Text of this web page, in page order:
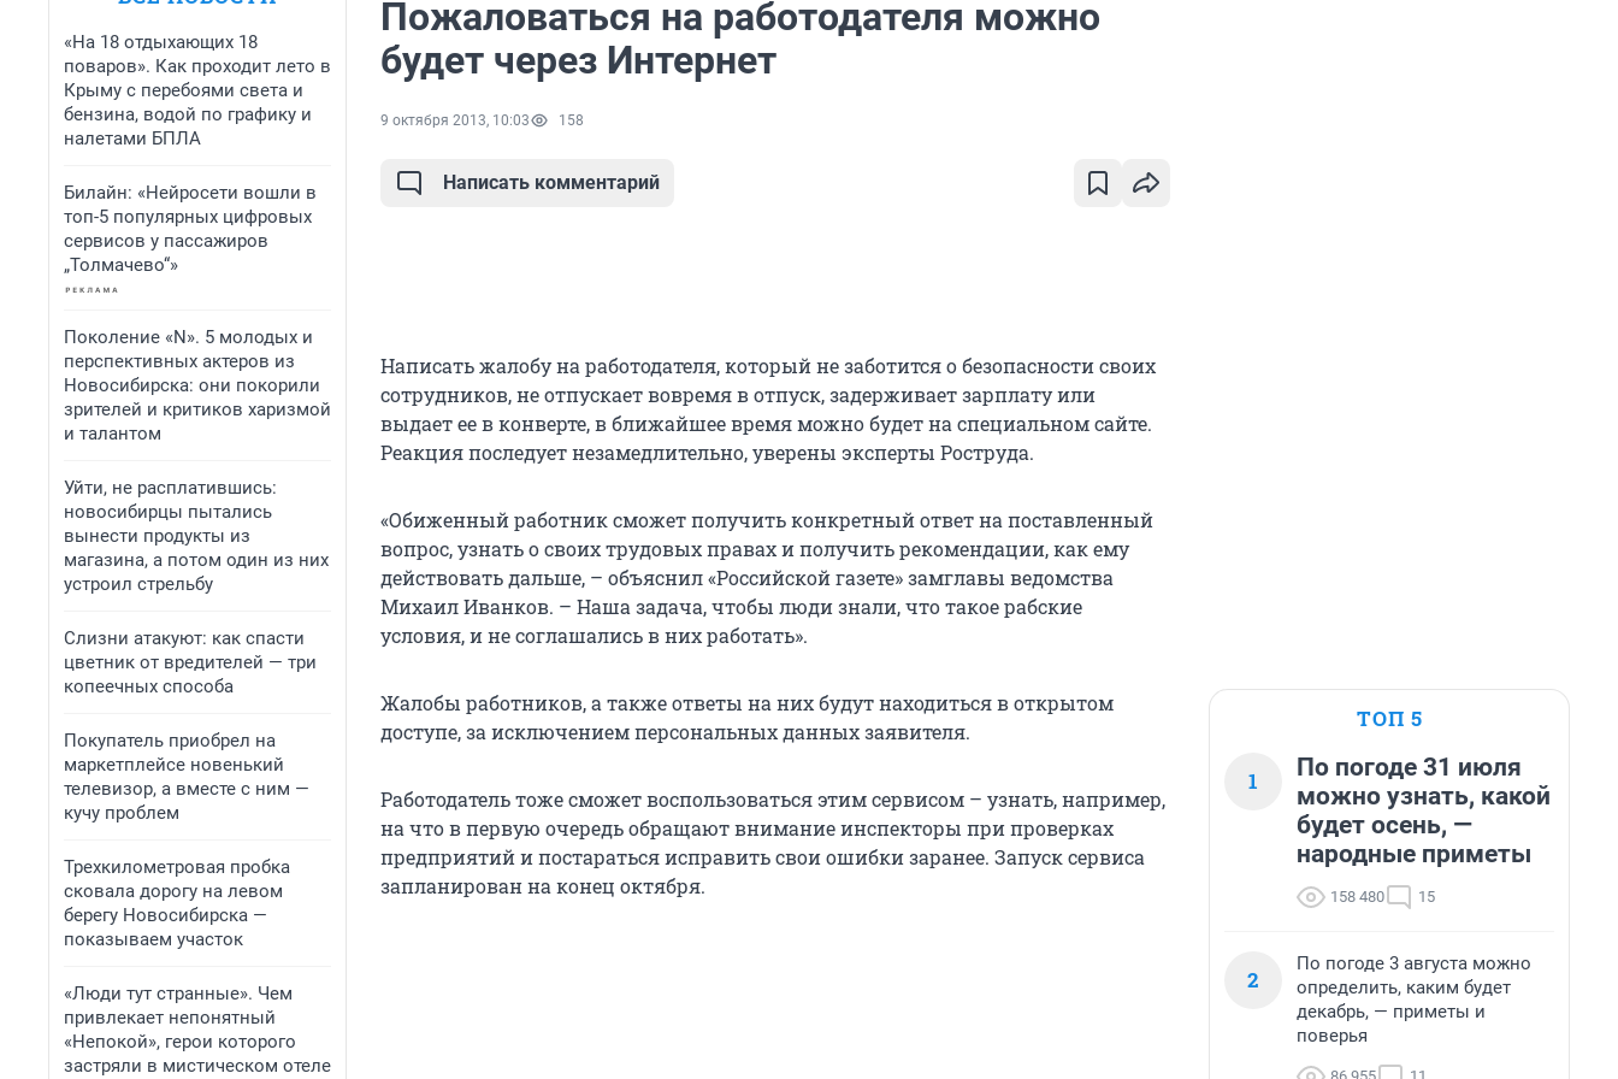
«На 18 отдыхающих 18
поваров». Как проходит лето в
Крыму с перебоями света и
бензина, водой по графику и
налетами БПЛА
Билайн: «Нейросети вошли в
топ-5 популярных цифровых
сервисов у пассажиров
„Толмачево“»
Поколение «N». 5 молодых и
перспективных актеров из
Новосибирска: они покорили
зрителей и критиков харизмой
и талантом
Уйти, не расплатившись:
новосибирцы пытались
вынести продукты из
магазина, а потом один из них
устроил стрельбу
Слизни атакуют: как спасти
цветник от вредителей — три
копеечных способа
Покупатель приобрел на
маркетплейсе новенький
телевизор, а вместе с ним —
кучу проблем
Трехкилометровая пробка
сковала дорогу на левом
берегу Новосибирска —
показываем участок
«Люди тут странные». Чем
привлекает непонятный
«Непокой», герои которого
застряли в мистическом отеле
Пожаловаться на работодателя можно
будет через Интернет
9 октября 2013, 10:03 158
Написать комментарий
Написать жалобу на работодателя, который не заботится о безопасности своих
сотрудников, не отпускает вовремя в отпуск, задерживает зарплату или
выдает ее в конверте, в ближайшее время можно будет на специальном сайте.
Реакция последует незамедлительно, уверены эксперты Роструда.
«Обиженный работник сможет получить конкретный ответ на поставленный
вопрос, узнать о своих трудовых правах и получить рекомендации, как ему
действовать дальше, – объяснил «Российской газете» замглавы ведомства
Михаил Иванков. – Наша задача, чтобы люди знали, что такое рабские
условия, и не соглашались в них работать».
Жалобы работников, а также ответы на них будут находиться в открытом
доступе, за исключением персональных данных заявителя.
Работодатель тоже сможет воспользоваться этим сервисом – узнать, например,
на что в первую очередь обращают внимание инспекторы при проверках
предприятий и постараться исправить свои ошибки заранее. Запуск сервиса
запланирован на конец октября.
ТОП 5
1
По погоде 31 июля
можно узнать, какой
будет осень, —
народные приметы
158 480 15
2
По погоде 3 августа можно
определить, каким будет
декабрь, — приметы и
поверья